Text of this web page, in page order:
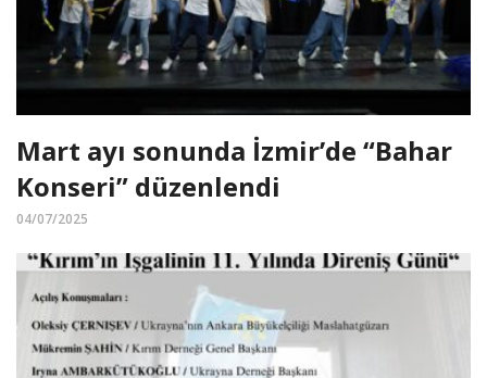
Mart ayı sonunda İzmir’de “Bahar
Konseri” düzenlendi
04/07/2025